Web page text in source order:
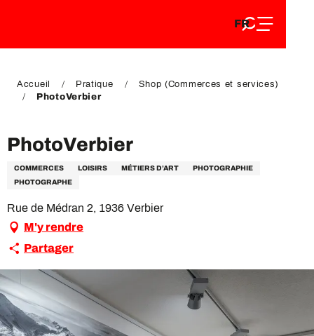
DE
FR
EN
Accueil Pratique
Shop (Commerces et services)
PhotoVerbier
PhotoVerbier
COMMERCES LOISIRS MÉTIERS D’ART
PHOTOGRAPHIE
PHOTOGRAPHE
Rue de Médran 2, 1936 Verbier
M'y rendre
Partager